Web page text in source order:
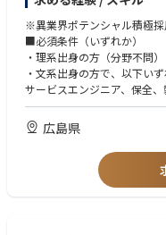
本ポジションは、次世代半
位置です。
◎「保守」ではなく「創造」
既存装置の運用保守ではあ
プロセスが確立していない
自分の技術判断が、顧客の
→これは新規事業だからこ
体の需要拡大が見込まれてい
製造装置の立ち上げ、保守
す。米国本社など弊社の海
お客様の工場内にて3～5名
セッティング(組立て)、基本
ローを行います。更に保守
ラブル対応を行い、不具合
※米国が本社のため、メー
すが、翻訳機などを使いな
※異業界ポテンシャル積極採
■必須条件（いずれか）
・理系出身の方（分野不問）
・文系出身の方で、以下い
サービスエンジニア、保全
ブルシューティング、品質
務、簡易プログラミング経
■歓迎条件（活かせる経験
これまでのご経験を、半導
▼ 装置・設備・メンテナン
広島県